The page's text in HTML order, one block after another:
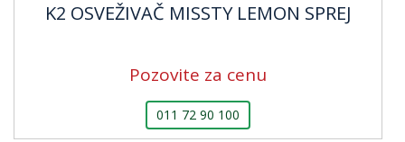
K2 OSVEŽIVAČ MISSTY LEMON SPREJ
Pozovite za cenu
011 72 90 100